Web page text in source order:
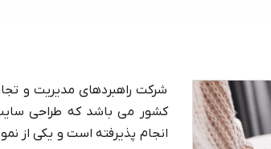
شرکت راهبردهای مدیریت و
انجام پذیرفته است و یکی از